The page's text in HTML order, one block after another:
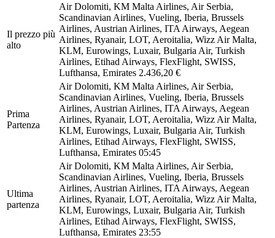
Il prezzo più
alto
Air Dolomiti, KM Malta Airlines, Air Serbia,
Scandinavian Airlines, Vueling, Iberia, Brussels
Airlines, Austrian Airlines, ITA Airways, Aegean
Airlines, Ryanair, LOT, Aeroitalia, Wizz Air Malta,
KLM, Eurowings, Luxair, Bulgaria Air, Turkish
Airlines, Etihad Airways, FlexFlight, SWISS,
Lufthansa, Emirates 2.436,20 €
Prima
Partenza
Air Dolomiti, KM Malta Airlines, Air Serbia,
Scandinavian Airlines, Vueling, Iberia, Brussels
Airlines, Austrian Airlines, ITA Airways, Aegean
Airlines, Ryanair, LOT, Aeroitalia, Wizz Air Malta,
KLM, Eurowings, Luxair, Bulgaria Air, Turkish
Airlines, Etihad Airways, FlexFlight, SWISS,
Lufthansa, Emirates 05:45
Ultima
partenza
Air Dolomiti, KM Malta Airlines, Air Serbia,
Scandinavian Airlines, Vueling, Iberia, Brussels
Airlines, Austrian Airlines, ITA Airways, Aegean
Airlines, Ryanair, LOT, Aeroitalia, Wizz Air Malta,
KLM, Eurowings, Luxair, Bulgaria Air, Turkish
Airlines, Etihad Airways, FlexFlight, SWISS,
Lufthansa, Emirates 23:55